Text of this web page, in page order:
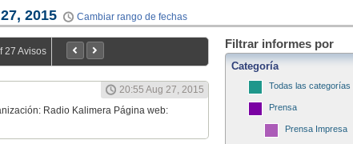
2015 Cambiar rango de fechas
27 Avisos
20:55 Aug 27, 2015
Radio Kalimera Página web:
Filtrar informes por
Categoría
Todas las categorías
Prensa
Prensa Impresa